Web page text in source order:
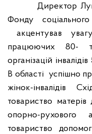
Директор
Фонду
акцентував
працюючих 80-
організацій
В області успішно
жінок-інвалідів
товариство матерів
опорно-рухового
товариство